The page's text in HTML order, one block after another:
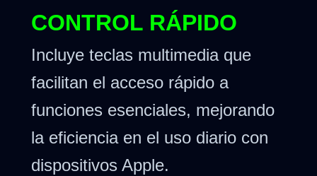
CONTROL RÁPIDO
Incluye teclas multimedia que
facilitan el acceso rápido a
funciones esenciales, mejorando
la eficiencia en el uso diario con
dispositivos Apple.